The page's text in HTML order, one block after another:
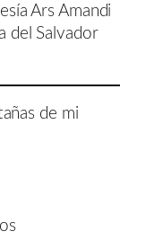
Ars Amandi
del Salvador
de mi